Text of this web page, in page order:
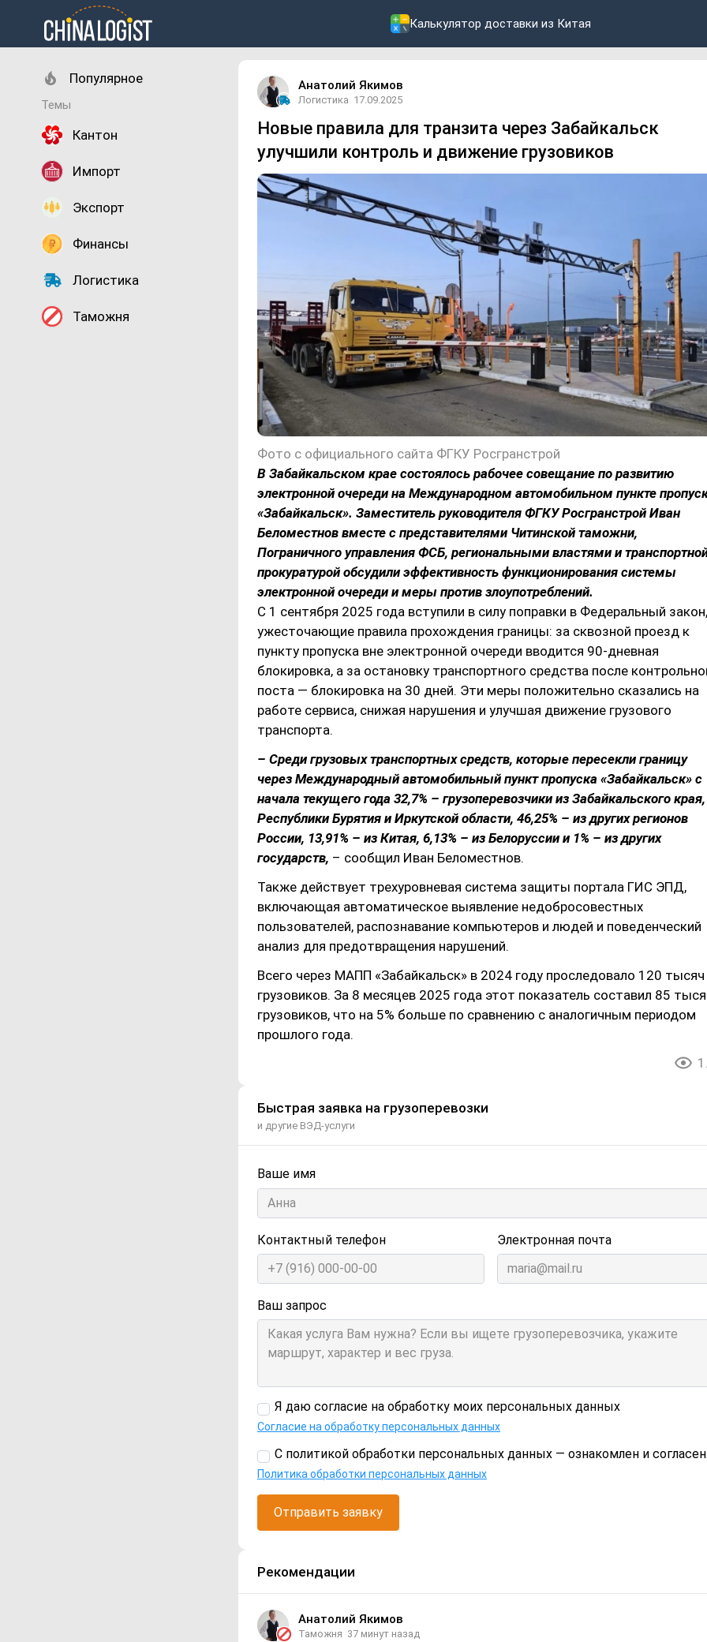
Калькулятор доставки из Китая
Популярное
Темы
Кантон
Импорт
Экспорт
Финансы
Логистика
Таможня
Анатолий Якимов
Логистика 17.09.2025
Новые правила для транзита через Забайкальск
улучшили контроль и движение грузовиков
Фото с официального сайта ФГКУ Росгранстрой
В Забайкальском крае состоялось рабочее совещание по развитию
электронной очереди на Международном автомобильном пункте
«Забайкальск». Заместитель руководителя ФГКУ Росгранстрой Иван
Беломестнов вместе с представителями Читинской таможни,
Пограничного управления ФСБ, региональными властями и
прокуратурой обсудили эффективность функционирования системы
электронной очереди и меры против злоупотреблений.
С 1 сентября 2025 года вступили в силу поправки в Федеральный закон,
ужесточающие правила прохождения границы: за сквозной проезд к
пункту пропуска вне электронной очереди вводится 90-дневная
блокировка, а за остановку транспортного средства после
поста — блокировка на 30 дней. Эти меры положительно сказались на
работе сервиса, снижая нарушения и улучшая движение грузового
транспорта.
– Среди грузовых транспортных средств, которые пересекли границу
через Международный автомобильный пункт пропуска «Забайкальск» с
начала текущего года 32,7% – грузоперевозчики из Забайкальского края,
Республики Бурятия и Иркутской области, 46,25% – из других регионов
России, 13,91% – из Китая, 6,13% – из Белоруссии и 1% – из других
государств, – сообщил Иван Беломестнов.
Также действует трехуровневая система защиты портала ГИС ЭПД,
включающая автоматическое выявление недобросовестных
пользователей, распознавание компьютеров и людей и поведенческий
анализ для предотвращения нарушений.
Всего через МАПП «Забайкальск» в 2024 году проследовало 120 тысяч
грузовиков. За 8 месяцев 2025 года этот показатель составил 85
грузовиков, что на 5% больше по сравнению с аналогичным периодом
прошлого года.
Быстрая заявка на грузоперевозки
и другие ВЭД-услуги
Ваше имя
Контактный телефон Электронная почта
Ваш запрос
Я даю согласие на обработку моих персональных данных
Согласие на обработку персональных данных
С политикой обработки персональных данных — ознакомлен и
Политика обработки персональных данных
Отправить заявку
Рекомендации
Анатолий Якимов
Таможня 37 минут назад